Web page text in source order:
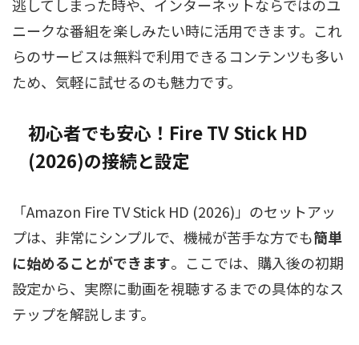
逃してしまった時や、インターネットならではのユ
ニークな番組を楽しみたい時に活用できます。これ
らのサービスは無料で利用できるコンテンツも多い
ため、気軽に試せるのも魅力です。
初心者でも安心！Fire TV Stick HD
(2026)の接続と設定
「Amazon Fire TV Stick HD (2026)」のセットアッ
プは、非常にシンプルで、機械が苦手な方でも簡単
に始めることができます。ここでは、購入後の初期
設定から、実際に動画を視聴するまでの具体的なス
テップを解説します。